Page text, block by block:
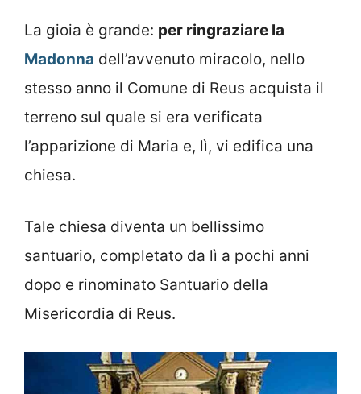
La gioia è grande: per ringraziare la
Madonna dell’avvenuto miracolo, nello
stesso anno il Comune di Reus acquista il
terreno sul quale si era verificata
l’apparizione di Maria e, lì, vi edifica una
chiesa.
Tale chiesa diventa un bellissimo
santuario, completato da lì a pochi anni
dopo e rinominato Santuario della
Misericordia di Reus.